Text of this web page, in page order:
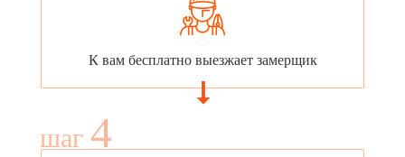
К вам бесплатно выезжает замерщик
шаг 4